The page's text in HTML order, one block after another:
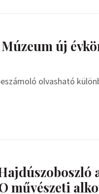
új
olvasható
művészeti